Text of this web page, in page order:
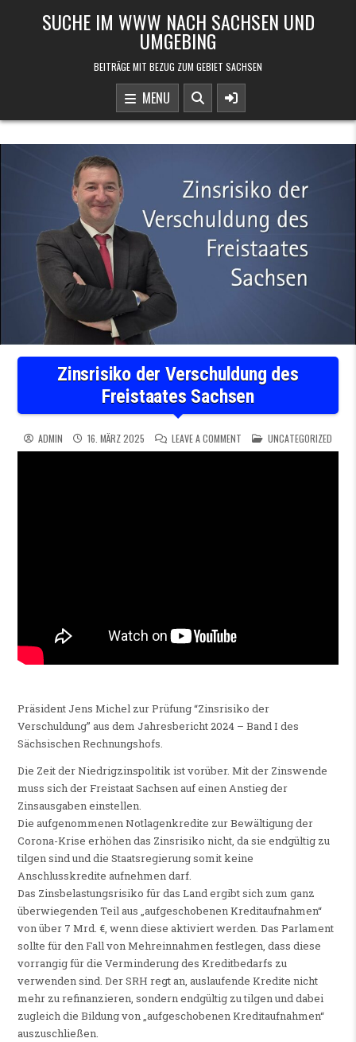
SUCHE IM WWW NACH SACHSEN UND
UMGEBING
BEITRÄGE MIT BEZUG ZUM GEBIET SACHSEN
MENU
Zinsrisiko der Verschuldung des
Freistaates Sachsen
ADMIN 16. MÄRZ 2025 LEAVE A COMMENT ON ZINSRISIKO DER
POSTED IN
UNCATEGORIZED
Präsident Jens Michel zur Prüfung “Zinsrisiko der
Verschuldung” aus dem Jahresbericht 2024 – Band I des
Sächsischen Rechnungshofs.
Die Zeit der Niedrigzinspolitik ist vorüber. Mit der Zinswende
muss sich der Freistaat Sachsen auf einen Anstieg der
Zinsausgaben einstellen.
Die aufgenommenen Notlagenkredite zur Bewältigung der
Corona-Krise erhöhen das Zinsrisiko nicht, da sie endgültig zu
tilgen sind und die Staatsregierung somit keine
Anschlusskredite aufnehmen darf.
Das Zinsbelastungsrisiko für das Land ergibt sich zum ganz
überwiegenden Teil aus „aufgeschobenen Kreditaufnahmen“
von über 7 Mrd. €, wenn diese aktiviert werden. Das Parlament
sollte für den Fall von Mehreinnahmen festlegen, dass diese
vorrangig für die Verminderung des Kreditbedarfs zu
verwenden sind. Der SRH regt an, auslaufende Kredite nicht
mehr zu refinanzieren, sondern endgültig zu tilgen und dabei
zugleich die Bildung von „aufgeschobenen Kreditaufnahmen“
auszuschließen.